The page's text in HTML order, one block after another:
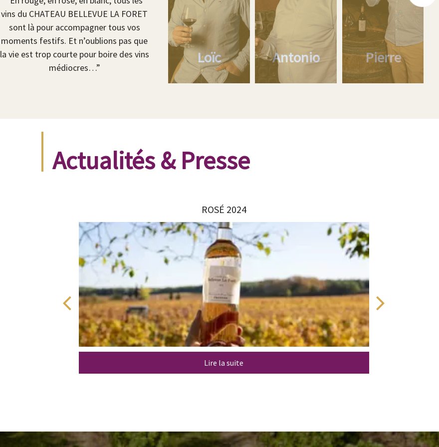
vins du CHATEAU BELLEVUE LA FORET
sont là pour accompagner tous vos
moments festifs. Et n’oublions pas que
la vie est trop courte pour boire des vins
médiocres…”
Loïc Antonio Pierre
Actualités & Presse
ROSÉ 2024